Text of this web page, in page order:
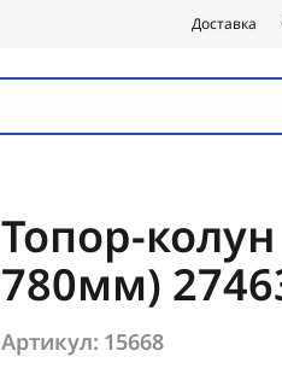
Доставка
Топор-
780мм)
Артикул: 15668